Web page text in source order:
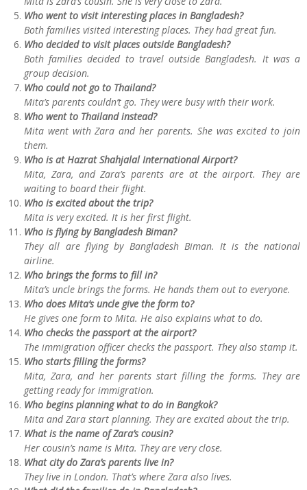
Who went to visit interesting places in Bangladesh?
Both families visited interesting places. They had great fun.
Who decided to visit places outside Bangladesh?
Both families decided to travel outside Bangladesh. It was a
group decision.
Who could not go to Thailand?
Mita’s parents couldn’t go. They were busy with their work.
Who went to Thailand instead?
Mita went with Zara and her parents. She was excited to join
them.
Who is at Hazrat Shahjalal International Airport?
Mita, Zara, and Zara’s parents are at the airport. They are
waiting to board their flight.
Who is excited about the trip?
Mita is very excited. It is her first flight.
Who is flying by Bangladesh Biman?
They all are flying by Bangladesh Biman. It is the national
airline.
Who brings the forms to fill in?
Mita’s uncle brings the forms. He hands them out to everyone.
Who does Mita’s uncle give the form to?
He gives one form to Mita. He also explains what to do.
Who checks the passport at the airport?
The immigration officer checks the passport. They also stamp it.
Who starts filling the forms?
Mita, Zara, and her parents start filling the forms. They are
getting ready for immigration.
Who begins planning what to do in Bangkok?
Mita and Zara start planning. They are excited about the trip.
What is the name of Zara’s cousin?
Her cousin’s name is Mita. They are very close.
What city do Zara’s parents live in?
They live in London. That’s where Zara also lives.